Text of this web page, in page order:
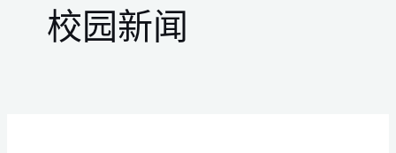
校园新闻